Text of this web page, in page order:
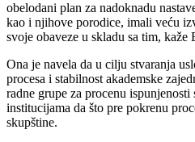
obelodani plan za nadoknadu
kao i njihove porodice, imali veću
svoje obaveze u skladu sa tim, kaže
Ona je navela da u cilju stvaranja
procesa i stabilnost akademske
radne grupe za procenu ispunjenosti
institucijama da što pre pokrenu
skupštine.